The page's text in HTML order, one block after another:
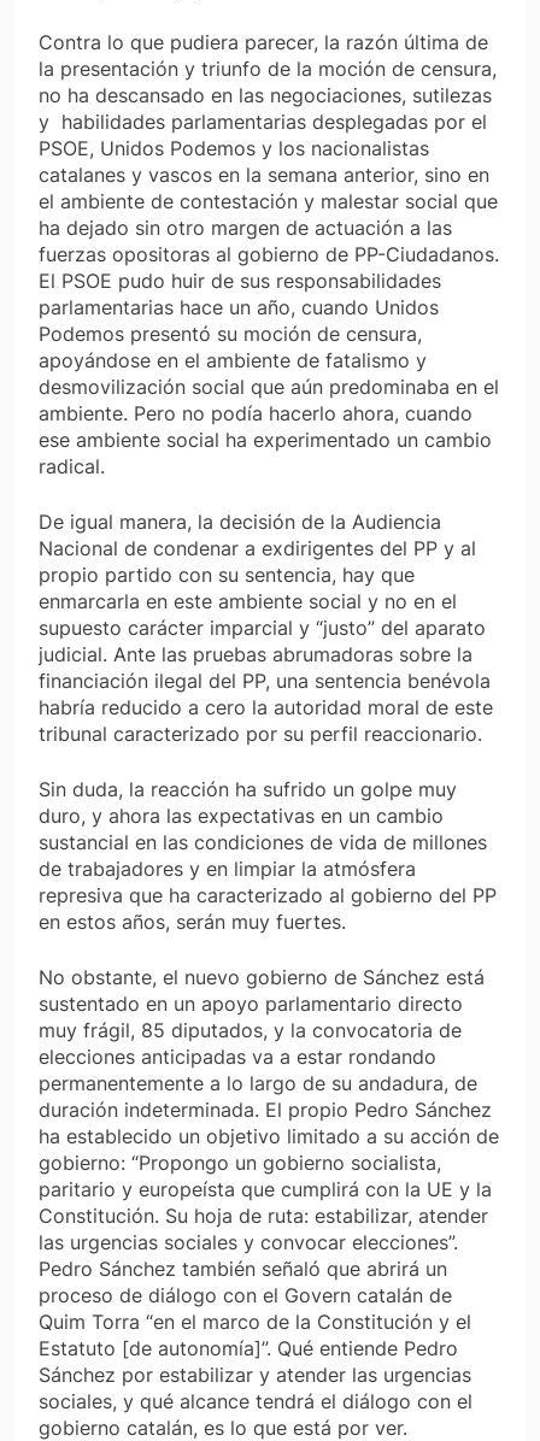
Contra lo que pudiera parecer, la razón última de
la presentación y triunfo de la moción de censura,
no ha descansado en las negociaciones, sutilezas
y habilidades parlamentarias desplegadas por el
PSOE, Unidos Podemos y los nacionalistas
catalanes y vascos en la semana anterior, sino en
el ambiente de contestación y malestar social que
ha dejado sin otro margen de actuación a las
fuerzas opositoras al gobierno de PP-Ciudadanos.
El PSOE pudo huir de sus responsabilidades
parlamentarias hace un año, cuando Unidos
Podemos presentó su moción de censura,
apoyándose en el ambiente de fatalismo y
desmovilización social que aún predominaba en el
ambiente. Pero no podía hacerlo ahora, cuando
ese ambiente social ha experimentado un cambio
radical.
De igual manera, la decisión de la Audiencia
Nacional de condenar a exdirigentes del PP y al
propio partido con su sentencia, hay que
enmarcarla en este ambiente social y no en el
supuesto carácter imparcial y “justo” del aparato
judicial. Ante las pruebas abrumadoras sobre la
financiación ilegal del PP, una sentencia benévola
habría reducido a cero la autoridad moral de este
tribunal caracterizado por su perfil reaccionario.
Sin duda, la reacción ha sufrido un golpe muy
duro, y ahora las expectativas en un cambio
sustancial en las condiciones de vida de millones
de trabajadores y en limpiar la atmósfera
represiva que ha caracterizado al gobierno del PP
en estos años, serán muy fuertes.
No obstante, el nuevo gobierno de Sánchez está
sustentado en un apoyo parlamentario directo
muy frágil, 85 diputados, y la convocatoria de
elecciones anticipadas va a estar rondando
permanentemente a lo largo de su andadura, de
duración indeterminada. El propio Pedro Sánchez
ha establecido un objetivo limitado a su acción de
gobierno: “Propongo un gobierno socialista,
paritario y europeísta que cumplirá con la UE y la
Constitución. Su hoja de ruta: estabilizar, atender
las urgencias sociales y convocar elecciones”.
Pedro Sánchez también señaló que abrirá un
proceso de diálogo con el Govern catalán de
Quim Torra “en el marco de la Constitución y el
Estatuto [de autonomía]”. Qué entiende Pedro
Sánchez por estabilizar y atender las urgencias
sociales, y qué alcance tendrá el diálogo con el
gobierno catalán, es lo que está por ver.